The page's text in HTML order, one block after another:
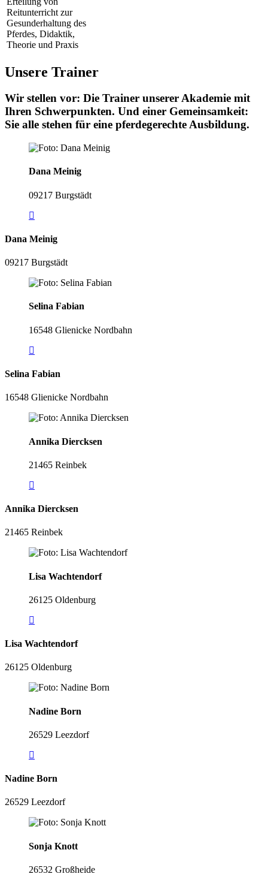
Reitunterricht zur
Gesunderhaltung des
Pferdes, Didaktik,
Theorie und Praxis
Unsere Trainer
Wir stellen vor: Die Trainer unserer Akademie mit
Ihren Schwerpunkten. Und einer Gemeinsamkeit:
Sie alle stehen für eine pferdegerechte Ausbildung.
Dana Meinig
09217 Burgstädt
Dana Meinig
09217 Burgstädt
Selina Fabian
16548 Glienicke Nordbahn
Selina Fabian
16548 Glienicke Nordbahn
Annika Diercksen
21465 Reinbek
Annika Diercksen
21465 Reinbek
Lisa Wachtendorf
26125 Oldenburg
Lisa Wachtendorf
26125 Oldenburg
Nadine Born
26529 Leezdorf
Nadine Born
26529 Leezdorf
Sonja Knott
26532 Großheide